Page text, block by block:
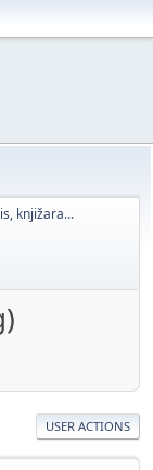
knjižara...
USER ACTIONS